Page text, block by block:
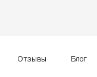
Отзывы Блог